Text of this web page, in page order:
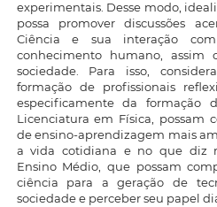
experimentais. Desse modo,
possa promover discussões
Ciência e sua interação
conhecimento humano, assim
sociedade. Para isso,
formação de profissionais
especificamente da formação
Licenciatura em Física, possam
de ensino-aprendizagem mais
a vida cotidiana e no que diz
Ensino Médio, que possam
ciência para a geração de
sociedade e perceber seu papel